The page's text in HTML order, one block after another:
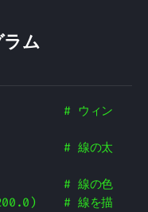
ム
# ウィン
# 線の太
# 線の色
# 線を描